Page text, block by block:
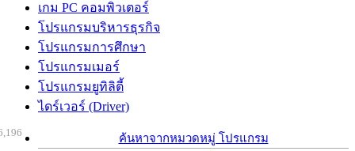
เกม PC คอมพิวเตอร์
โปรแกรมบริหารธุรกิจ
โปรแกรมการศึกษา
โปรแกรมเมอร์
โปรแกรมยูทิลิตี้
ไดร์เวอร์ (Driver)
ค้นหาจากหมวดหมู่ โปรแกรม